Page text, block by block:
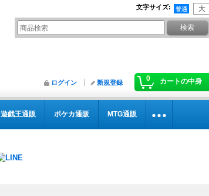
文字サイズ:
0 カートの中身
ログイン 新規登録
遊戯王通販 ポケカ通販 MTG通販